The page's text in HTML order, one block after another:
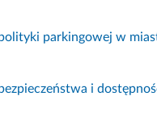
parkingowej w
i